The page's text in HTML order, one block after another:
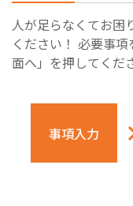
人が足らなくてお困
ください！ 必要事
面へ」を押してくだ
事項入力